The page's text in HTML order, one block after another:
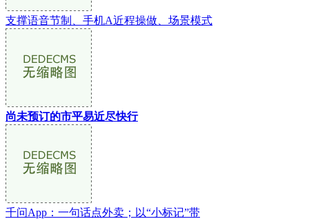
支撑语音节制、手机A近程操做、场景模式
尚未预订的市平易近尽快行
千问App：一句话点外卖；以“小标记”带